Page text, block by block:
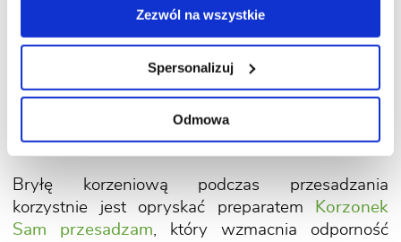
Zezwól na wszystkie
Spersonalizuj
Odmowa
To mogą być np.Ziemia kwiatowo-balkonowa
do roślin kwitnących
Ziemia Kwiatowo-
Bryłę korzeniową podczas przesadzania
korzystnie jest opryskać preparatem
Korzonek
Sam przesadzam , który wzmacnia odporność